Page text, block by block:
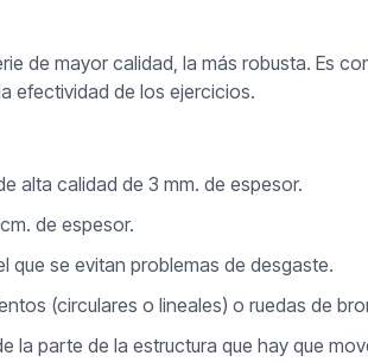
de mayor calidad, la más robusta. Es
efectividad de los ejercicios.
alta calidad de 3 mm. de espesor.
de espesor.
se evitan problemas de desgaste.
(circulares o lineales) o ruedas de
la parte de la estructura que hay que